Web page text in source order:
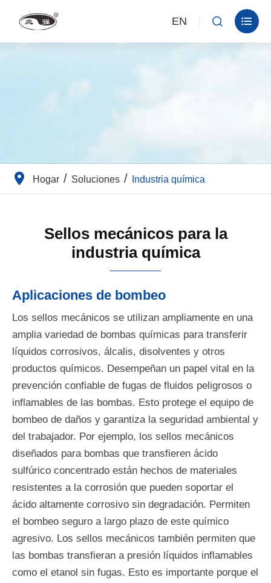
EN  
Hogar Soluciones Industria química
Sellos mecánicos para la
industria química
Aplicaciones de bombeo
Los sellos mecánicos se utilizan ampliamente en una
amplia variedad de bombas químicas para transferir
líquidos corrosivos, álcalis, disolventes y otros
productos químicos. Desempeñan un papel vital en la
prevención confiable de fugas de fluidos peligrosos o
inflamables de las bombas. Esto protege el equipo de
bombeo de daños y garantiza la seguridad ambiental y
del trabajador. Por ejemplo, los sellos mecánicos
diseñados para bombas que transfieren ácido
sulfúrico concentrado están hechos de materiales
resistentes a la corrosión que pueden soportar el
ácido altamente corrosivo sin degradación. Permiten
el bombeo seguro a largo plazo de este químico
agresivo. Los sellos mecánicos también permiten que
las bombas transfieran a presión líquidos inflamables
como el etanol sin fugas. Esto es importante porque el